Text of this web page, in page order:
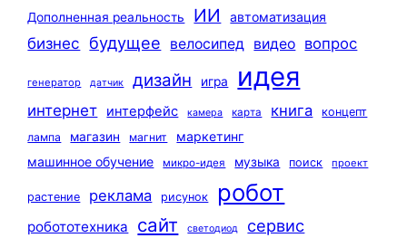
Дополненная реальность ИИ автоматизация
бизнес будущее велосипед видео вопрос
генератор датчик дизайн игра идея
интернет интерфейс камера карта книга
концепт
лампа
магазин магнит
маркетинг
машинное обучение
микро-идея музыка поиск проект
растение реклама рисунок робот
робототехника сайт светодиод сервис